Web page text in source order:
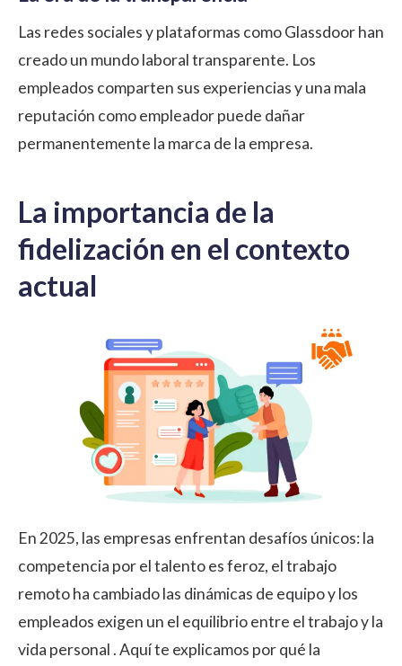
Las redes sociales y plataformas como Glassdoor han
creado un mundo laboral transparente. Los
empleados comparten sus experiencias y una mala
reputación como empleador puede dañar
permanentemente la marca de la empresa.
La importancia de la
fidelización en el contexto
actual
En 2025, las empresas enfrentan desafíos únicos: la
competencia por el talento es feroz, el trabajo
remoto ha cambiado las dinámicas de equipo y los
empleados exigen un el equilibrio entre el trabajo y la
vida personal . Aquí te explicamos por qué la